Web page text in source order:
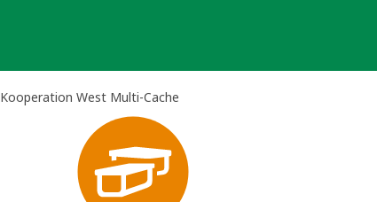
Kooperation West Multi-Cache